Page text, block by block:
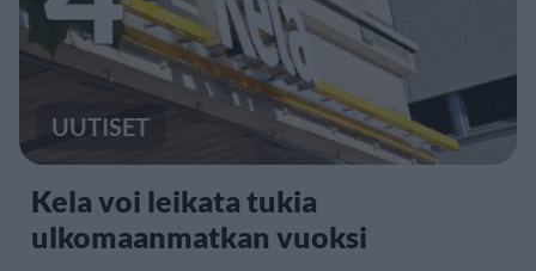
UUTISET
Kela voi leikata tukia
ulkomaanmatkan vuoksi